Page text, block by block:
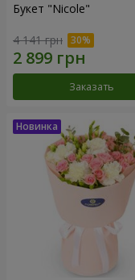
Букет "Nicole"
4 141 грн
Заказать